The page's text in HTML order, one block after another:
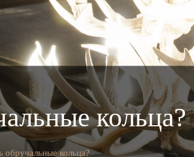
кольца?
обручальные кольца?